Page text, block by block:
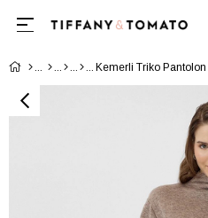
Kemerli Triko Pantolon